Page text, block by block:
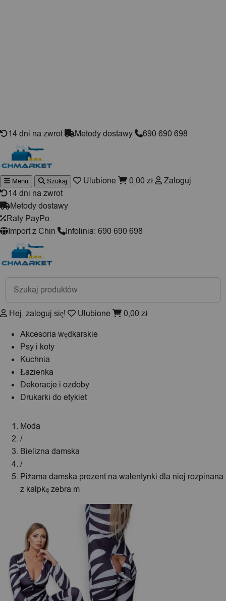
14 dni na zwrot Metody dostawy 690 690 698
Wyszukiwarka
produktów
Menu Szukaj Ulubione 0,00 zł
Zaloguj
14 dni na zwrot
Metody dostawy
Raty PayPo
Import z Chin
Infolinia: 690 690 698
Wyszukiwarka
produktów
Hej, zaloguj się! Ulubione 0,00 zł
Akcesoria wędkarskie
Psy i koty
Kuchnia
Łazienka
Dekoracje i ozdoby
Drukarki do etykiet
Moda
/
Bielizna damska
/
Piżama damska prezent na walentynki dla niej rozpinana
z kalpką zebra m